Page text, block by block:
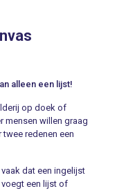
alleen een lijst!
op doek of
mensen willen graag
redenen een
dat een ingelijst
een lijst of